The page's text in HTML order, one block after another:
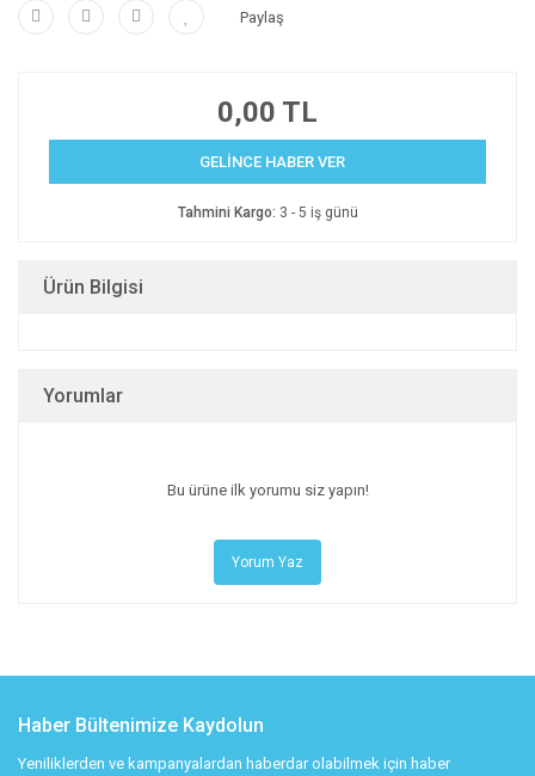
Paylaş
0,00 TL
GELİNCE HABER VER
Tahmini Kargo: 3 - 5 iş günü
Ürün Bilgisi
Yorumlar
Bu ürüne ilk yorumu siz yapın!
Yorum Yaz
Haber Bültenimize Kaydolun
Yeniliklerden ve kampanyalardan haberdar olabilmek için haber